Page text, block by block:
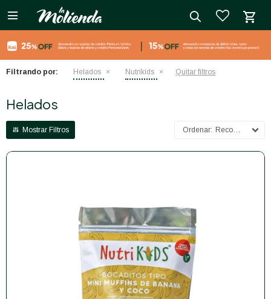

Filtrando por: Helados Nutrikids Quitar filtros
Helados
Recomendados